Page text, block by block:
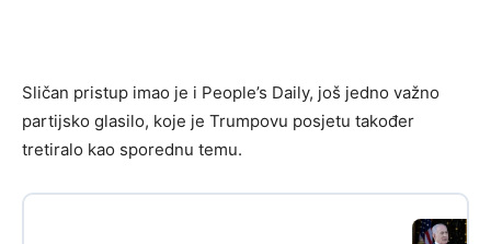
Sličan pristup imao je i People’s Daily, još jedno važno
partijsko glasilo, koje je Trumpovu posjetu također
tretiralo kao sporednu temu.